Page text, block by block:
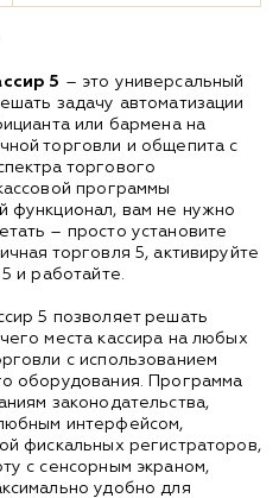
5 – это универсальный
задачу автоматизации
или бармена на
торговли и общепита с
торгового
программы
функционал, вам не нужно
– просто установите
торговля 5, активируйте
и работайте.
5 позволяет решать
места кассира на любых
с использованием
оборудования. Программа
законодательства,
интерфейсом,
фискальных регистраторов,
с сенсорным экраном,
удобно для